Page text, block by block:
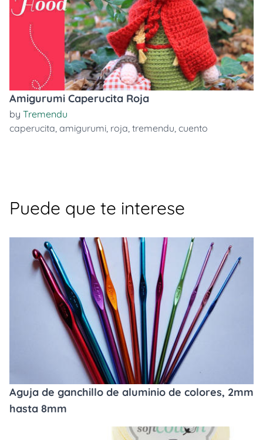
Amigurumi Caperucita Roja
by Tremendu
caperucita, amigurumi, roja, tremendu, cuento
Puede que te interese
Aguja de ganchillo de aluminio de colores, 2mm
hasta 8mm